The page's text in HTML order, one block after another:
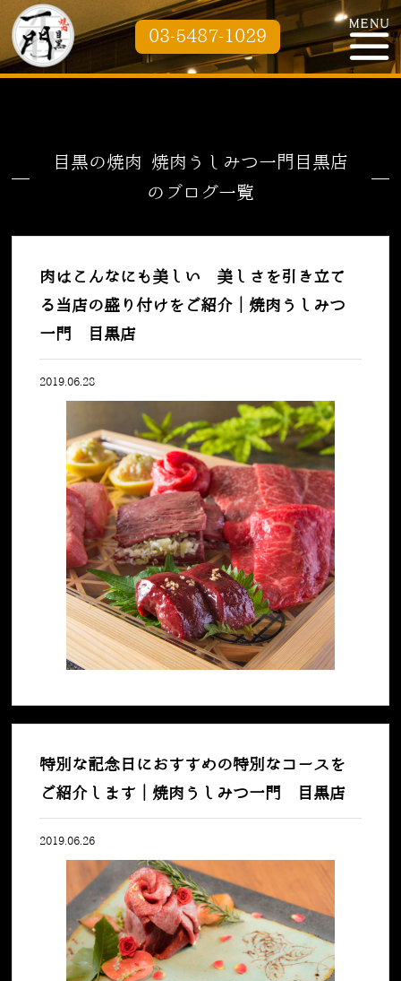
03-5487-1029
目黒の焼肉 焼肉うしみつ一門目黒店
のブログ一覧
肉はこんなにも美しい 美しさを引き立て
る当店の盛り付けをご紹介｜焼肉うしみつ
一門 目黒店
2019.06.28
特別な記念日におすすめの特別なコースを
ご紹介します｜焼肉うしみつ一門 目黒店
2019.06.26